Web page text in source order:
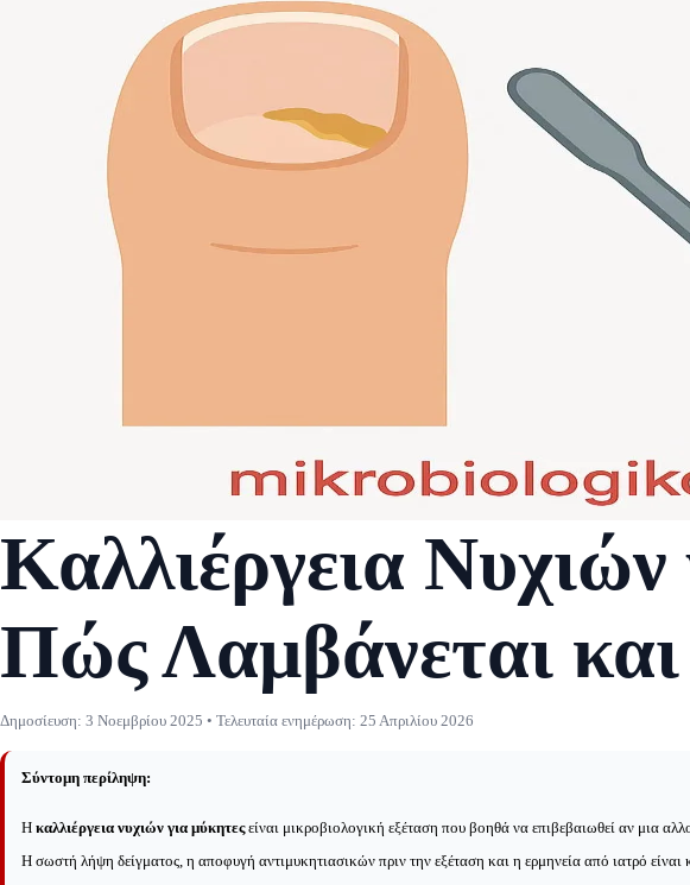
Καλλιέργεια Νυχιών
Πώς Λαμβάνεται
Δημοσίευση: 3 Νοεμβρίου 2025 • Τελευταία ενημέρωση: 25 Απριλίου 2026
Σύντομη περίληψη:
Η καλλιέργεια νυχιών για μύκητεςείναι μικροβιολογική εξέταση που βοηθά να επιβεβαιωθεί αν μια
Η σωστή λήψη δείγματος, η αποφυγή αντιμυκητιασικών πριν την εξέταση και η ερμηνεία από ιατρό είναι